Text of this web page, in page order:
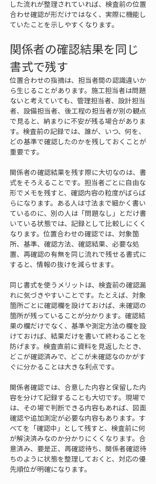
した流れが整理されていれば、検査前の位置
合わせ確認が形だけではなく、実際に機能し
ていたことを示しやすくなります。
関係者の確認結果を同じ
書式で残す
位置合わせの指摘は、担当者間の認識違いか
ら生じることがあります。施工担当者は問題
ないと考えていても、管理担当者、設計担当
者、設備担当者、後工程の担当者が別の観点
で見ると、納まりに不安が残る場合がありま
す。検査前の記録では、誰が、いつ、何を、
どの基準で確認したのかを残しておくことが
重要です。
関係者の確認結果を残す際に大切なのは、書
式をそろえることです。担当者ごとに自由な
形でメモを残すと、確認内容の粒度がばらば
らになります。ある人は寸法まで細かく書い
ているのに、別の人は「問題なし」とだけ書
いている状態では、記録として比較しにくく
なります。位置合わせの確認では、対象箇
所、基準、確認方法、確認結果、必要な処
置、再確認の有無を同じ流れで残せる書式に
すると、情報の抜けを減らせます。
同じ書式を使うメリットは、検査前の確認漏
れに気づきやすいことです。たとえば、対象
箇所ごとに確認欄を設けておけば、未確認の
箇所が残っていることが分かります。確認結
果の欄だけでなく、基準や測定方法の欄を設
けておけば、結果だけを書いて終わることを
防げます。検査直前に資料を見返したとき、
どこが確認済みで、どこが未確認なのかがす
ぐに分かることは大きな利点です。
関係者確認では、合意した内容と保留した内
容を分けて記録することも大切です。現場で
は、その場で判断できる内容もあれば、図面
確認や追加測定が必要な内容もあります。す
べてを「確認中」として残すと、検査前に何
が解決済みなのか分かりにくくなります。合
意済み、要是正、再確認待ち、関係者確認待
ちのように状態を整理しておくと、対応の優
先順位が明確になります。